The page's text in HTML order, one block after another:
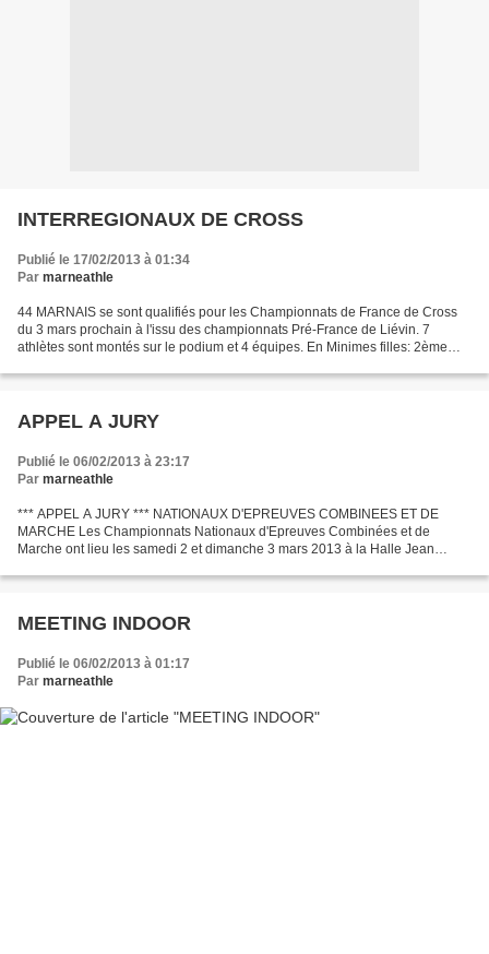
INTERREGIONAUX DE CROSS
Publié le 17/02/2013 à 01:34
Par marneathle
44 MARNAIS se sont qualifiés pour les Championnats de France de Cross
du 3 mars prochain à l'issu des championnats Pré-France de Liévin. 7
athlètes sont montés sur le podium et 4 équipes. En Minimes filles: 2ème
APPEL A JURY
Publié le 06/02/2013 à 23:17
Par marneathle
*** APPEL A JURY *** NATIONAUX D'EPREUVES COMBINEES ET DE
MARCHE Les Championnats Nationaux d'Epreuves Combinées et de
Marche ont lieu les samedi 2 et dimanche 3 mars 2013 à la Halle Jean
MEETING INDOOR
Publié le 06/02/2013 à 01:17
Par marneathle